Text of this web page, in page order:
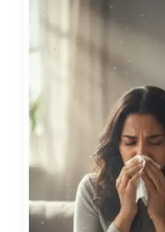
Treat
Kare